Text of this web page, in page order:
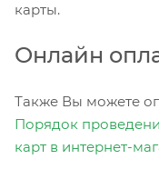
карты.
Онлайн
Также Вы можете
Порядок
карт в интернет-